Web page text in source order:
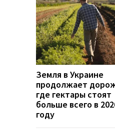
Земля в Украине
продолжает
где гектары стоят
больше всего в
году